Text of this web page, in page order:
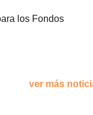
los Fondos
ver más